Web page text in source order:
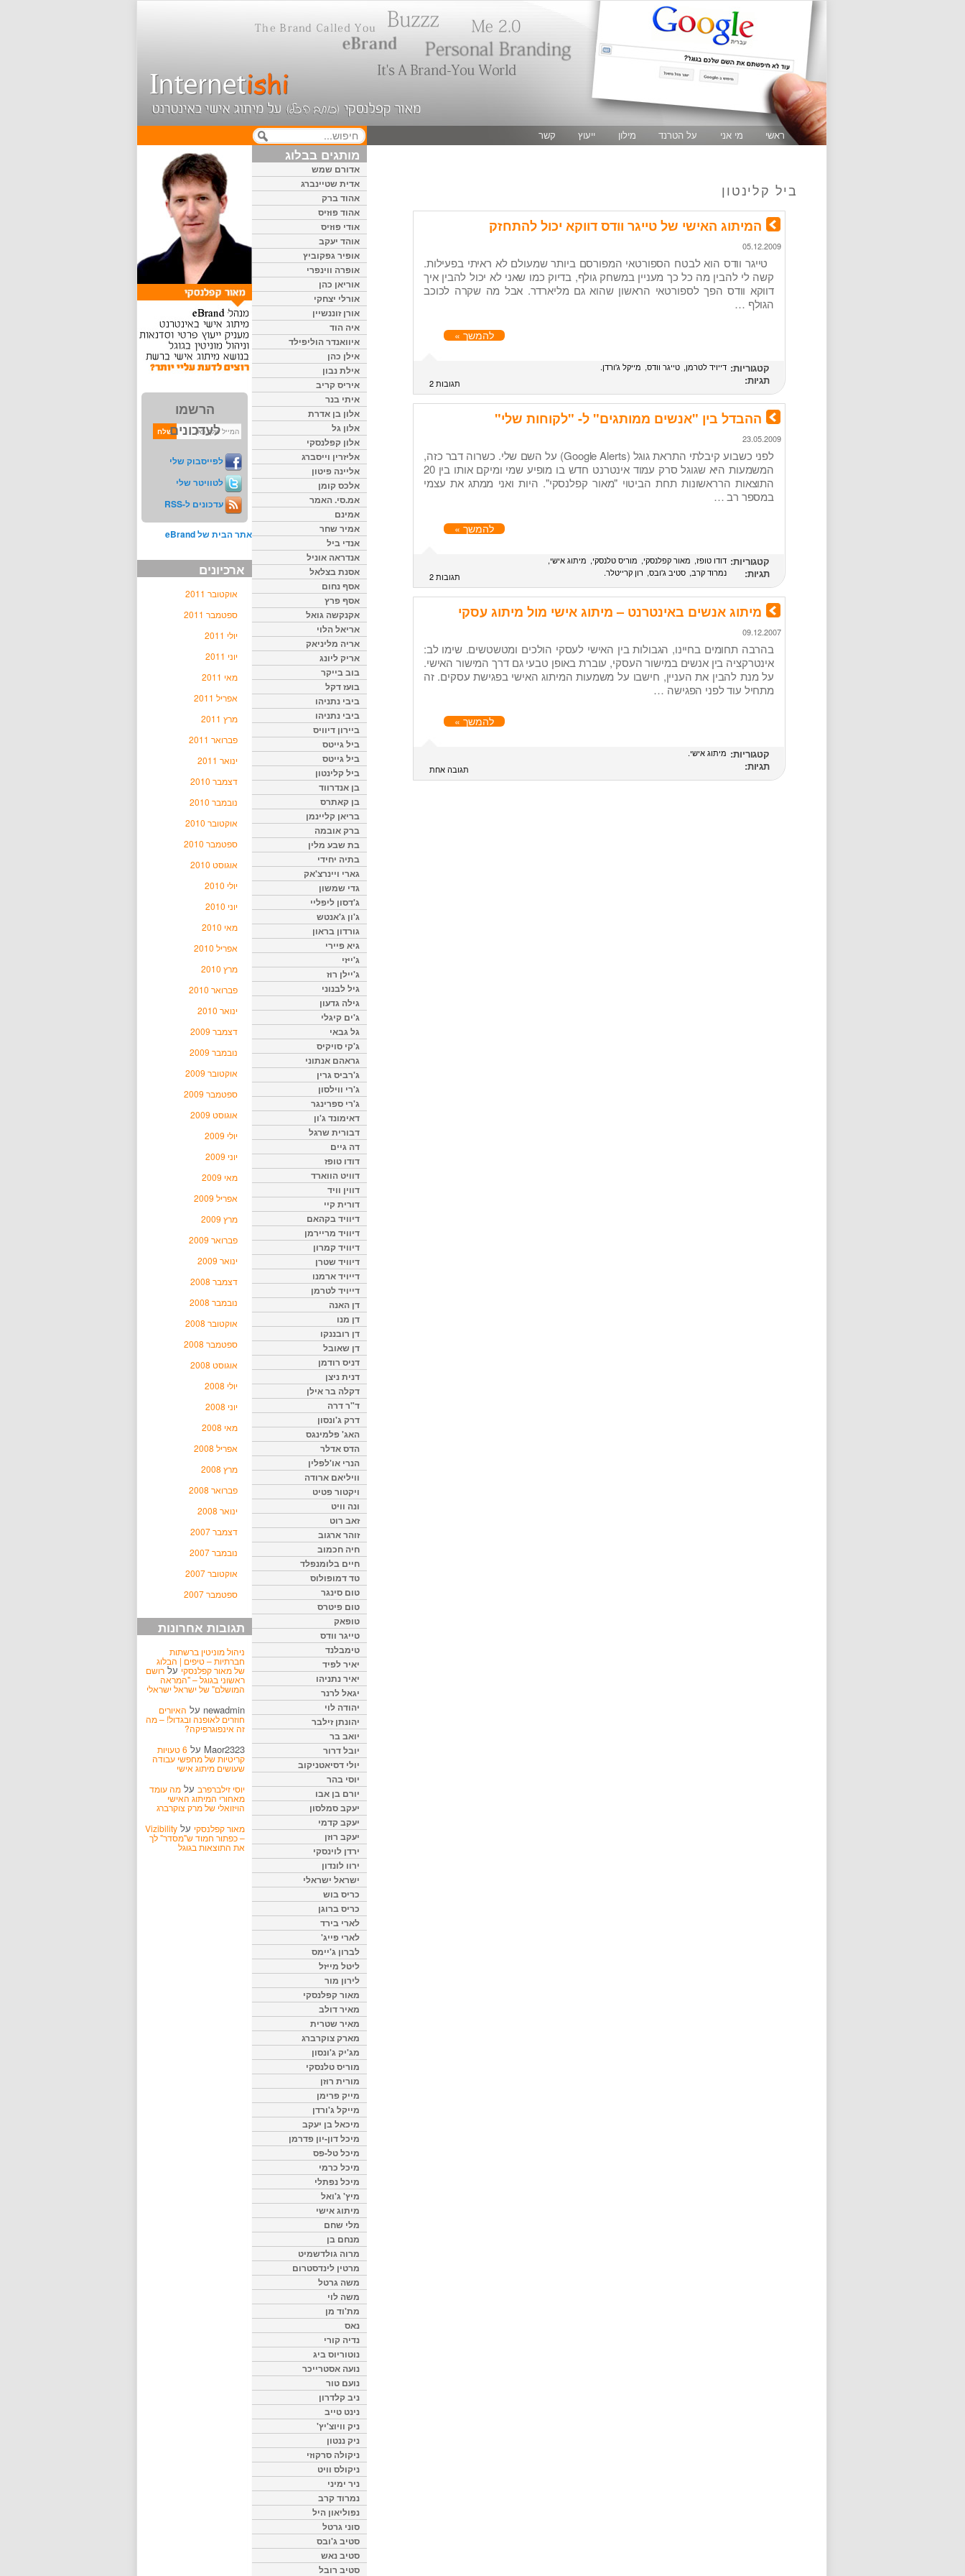
ראשי מי אני על הטרנד מילון ייעוץ קשר
ביל קלינטון
המיתוג האישי של טייגר וודס דווקא יכול להתחזק
05.12.2009
טייגר וודס הוא לבטח הספורטאי המפורסם ביותר שמעולם לא ראיתי בפעילות.
קשה לי להבין מה כל כך מעניין במשחק גולף, בדיוק כמו שאני לא יכול להבין איך
דווקא וודס הפך לספורטאי הראשון שהוא גם מליארדר. אבל מה שקרה לכוכב
הגולף …
להמשך »
קטגוריות: דייויד לטרמן טייגר וודס מייקל ג'ורדן
תגיות: תגובות 2
ההבדל בין "אנשים ממותגים" ל- "לקוחות שלי"
23.05.2009
לפני כשבוע קיבלתי התראת גוגל (Google Alerts) על השם שלי. כשרוה דבר כזה,
המשמעות היא שגוגל סרק עמוד אינטרנט חדש בו מופיע שמי ומיקם אותו בין 20
התוצאות הרראשונות תחת הביטוי "מאור קפלנסקי". היות ואני ממתג את עצמי
במספר רב …
להמשך »
קטגוריות: דודו טופז מאור קפלנסקי מוריס טלנסקי
מיתוג אישי
נמרוד קרב סטיב ג'ובס רון קרייטלר תגיות: תגובות 2
מיתוג אנשים באינטרנט – מיתוג אישי מול מיתוג עסקי
09.12.2007
בהרבה תחומים בחיינו, הגבולות בין האישי לעסקי הולכים ומטשטשים. שימו לב:
אינטרקציה בין אנשים במישור העסקי, עוברת באופן טבעי גם דרך המישור האישי.
על מנת להבין את העניין, חישבו על משמעות המיתוג האישי בפגישת עסקים. זה
מתחיל עוד לפני הפגישה …
להמשך »
קטגוריות: מיתוג אישי
תגיות: תגובה אחת
הרשמו
לעדכונים
לפייסבוק שלי
לטוויטר שלי
עדכונים ל-RSS
אתר הבית של eBrand
ארכיונים
אוקטובר 2011
ספטמבר 2011
יולי 2011
יוני 2011
מאי 2011
אפריל 2011
מרץ 2011
פברואר 2011
ינואר 2011
דצמבר 2010
נובמבר 2010
אוקטובר 2010
ספטמבר 2010
אוגוסט 2010
יולי 2010
יוני 2010
מאי 2010
אפריל 2010
מרץ 2010
פברואר 2010
ינואר 2010
דצמבר 2009
נובמבר 2009
אוקטובר 2009
ספטמבר 2009
אוגוסט 2009
יולי 2009
יוני 2009
מאי 2009
אפריל 2009
מרץ 2009
פברואר 2009
ינואר 2009
דצמבר 2008
נובמבר 2008
אוקטובר 2008
ספטמבר 2008
אוגוסט 2008
יולי 2008
יוני 2008
מאי 2008
אפריל 2008
מרץ 2008
פברואר 2008
ינואר 2008
דצמבר 2007
נובמבר 2007
אוקטובר 2007
ספטמבר 2007
תגובות אחרונות
ניהול מוניטין ברשתות
חברתיות – טיפים | הבלוג
של מאור קפלנסקיעל רושם
ראשוני בגוגל – "המראה
המושלם" של ישראל ישראלי
newadmin על האיורים
חוזרים לאופנה ובגדול! – מה
זה אינפוגרפיקה?
Maor2323 על 6 טעויות
קריטיות של מחפשי עבודה
שעושים מיתוג אישי
יוסי זילברפרב על מה עומד
מאחורי המיתוג האישי
הויזואלי של מרק צוקרברג
מאור קפלנסקי על Vizibility
– כפתור חמוד ש"מסדר" לך
את התוצאות בגוגל
מותגים בבלוג
אדורם שמש
אדית שטיינברג
אהוד ברק
אהוד פוזיס
אודי פוזיס
אוהד יעקב
אופיר גפקוביץ
אופרה ווינפרי
אוריאן כהן
אורלי יצחקי
אורן זוננשיין
איה הוד
איוואנדר הוליפילד
אילן כהן
אילת נבון
איריס קריב
איתי בנר
אלון בן אדרת
אלון גל
אלון קפלנסקי
אליזרין וייסברג
אליינה פיטון
אלכס קומן
אמ.סי. האמר
אמינם
אמיר שחר
אנדי ביל
אנדראה אוניל
אסנת בצלאל
אסף נחום
אסף פרץ
אקנקשה גואל
אריאל הלוי
אריה מליניאק
אריק ליונג
בוב בייקר
בועז דקל
ביבי נתניהו
ביבי נתניהו
ביירון דיוויס
ביל גייטס
ביל גייטס
ביל קלינטון
בן אנדרווד
בן קאתרס
בריאן קליינמן
ברק אובמה
בת שבע מלין
בתיה יחידי
גארי ויינרצ'אק
גדי שמשון
ג'דסון ליפליי
ג'ון ג'אנטש
גורדון בראון
גיא פיירי
ג'ייזי
ג'יילן רוז
גיל לבנוני
גילה גדעון
ג'ים קיגלי
גל גבאי
ג'קי סויקיס
גראהם אנתוני
ג'רביס גרין
ג'רי ווילסון
ג'רי ספרינגר
דאימונד ג'ון
דבורית שרגל
דה גיים
דודו טופז
דוויט הווארד
דווין וויד
דורית קיי
דיוויד בקהאם
דיוויד מריירמן
דיוויד קמרון
דיוויד שטרן
דייויד ארמנו
דייויד לטרמן
דן האנה
דן מנו
דן רובננקו
דן שאובל
דניס רודמן
דנית ניצן
דקלה בר אילן
ד"ר דרה
דרק ג'ונסון
האג' פלמינגס
הדס אדלר
הנרי או'לפלין
וויליאם ארודה
ויקטור פטיט
ונה וויט
זאב רוט
זוהר ארגוב
חיה חכמוב
חיים בלומנפלד
טד דמופולוס
טום סינגר
טום פיטרס
טופאק
טייגר וודס
טימבלנד
יאיר לפיד
יאיר נתניהו
יגאל לרנר
יהודה לוי
יהונתן זילבר
יואב בר
יובל דרור
יולי דסיאטניקוב
יוסי בהר
יורם בן אבו
יעקב סמלסון
יעקב קדמי
יעקב רוזן
ירדן לוינסקי
ירוו לונדון
ישראל ישראלי
כריס בוש
כריס ברוגן
לארי בירד
לארי פייג'
לברון ג'יימס
ליטל מייזל
לירון מור
מאור קפלנסקי
מאיר דולב
מאיר שטרית
מארק צוקרברג
מג'יק ג'ונסון
מוריס טלנסקי
מורית רוזן
מייק פרימן
מייקל ג'ורדן
מיכאל בן יעקב
מיכל דון-יון פדרמן
מיכל טל-פס
מיכל כרמי
מיכל נפתלי
מיץ' ג'ואל
מיתוג אישי
מלי שחם
מנחם בן
מרוה גולדשמיט
מרטין לינדסטרום
משה גרטל
משה לוי
מת'וד מן
נאס
נדיה קורי
נוטוריוס ביג
נועה אסטרייכר
נועם טור
ניב קלדרון
נינט טייב
ניק וויוצ'יץ'
ניק ננטון
ניקולה סרקוזי
ניקולס וויט
ניר ימיני
נמרוד קרב
נפוליאון היל
סוני גרטל
סטיב ג'ובס
סטיב נאש
סטיב רובל